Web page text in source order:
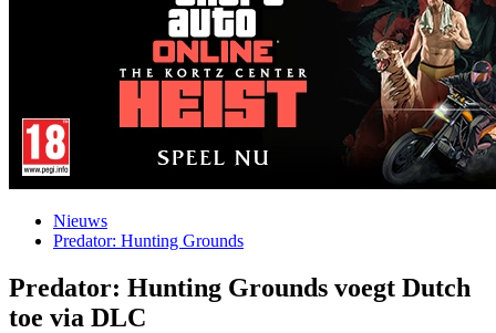
Nieuws
Predator: Hunting Grounds
Predator: Hunting Grounds voegt Dutch
toe via DLC